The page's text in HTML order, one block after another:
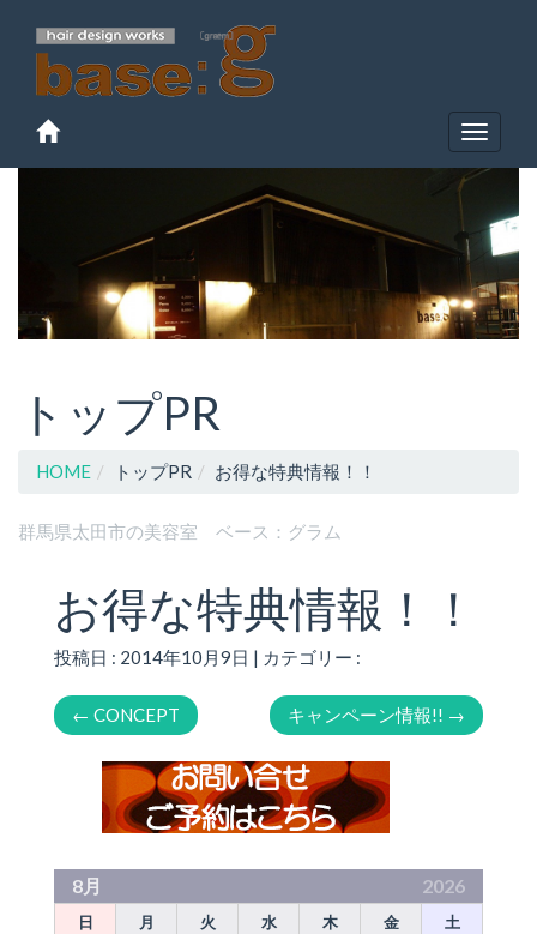
Toggle
トップPR
HOME トップPR お得な特典情報！！
群馬県太田市の美容室 ベース：グラム
お得な特典情報！！
投稿日 : 2014年10月9日 | カテゴリー :
← CONCEPT キャンペーン情報!! →
8月 2026
日 月 火 水 木 金 土